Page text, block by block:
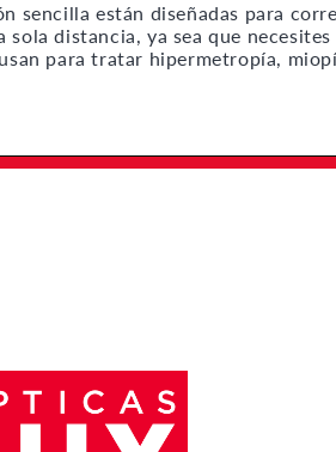
sencilla están diseñadas para
sola distancia, ya sea que
para tratar hipermetropía,